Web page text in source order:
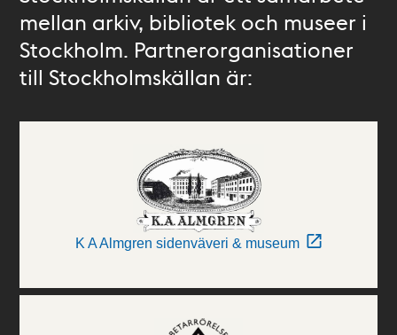
mellan arkiv, bibliotek och museer i
Stockholm. Partnerorganisationer
till Stockholmskällan är:
K A Almgren sidenväveri & museum